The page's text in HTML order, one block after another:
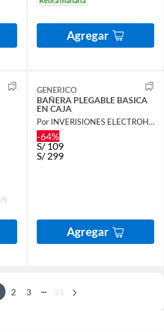
Agregar
(5)
GENERICO
BAÑERA PLEGABLE BASICA
EN CAJA
Por INVERISIONES ELECTROHOGAR S.A.C
-64%
S/109
S/ 299
Agregar
2 3 21